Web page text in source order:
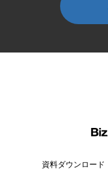
資料ダウンロード